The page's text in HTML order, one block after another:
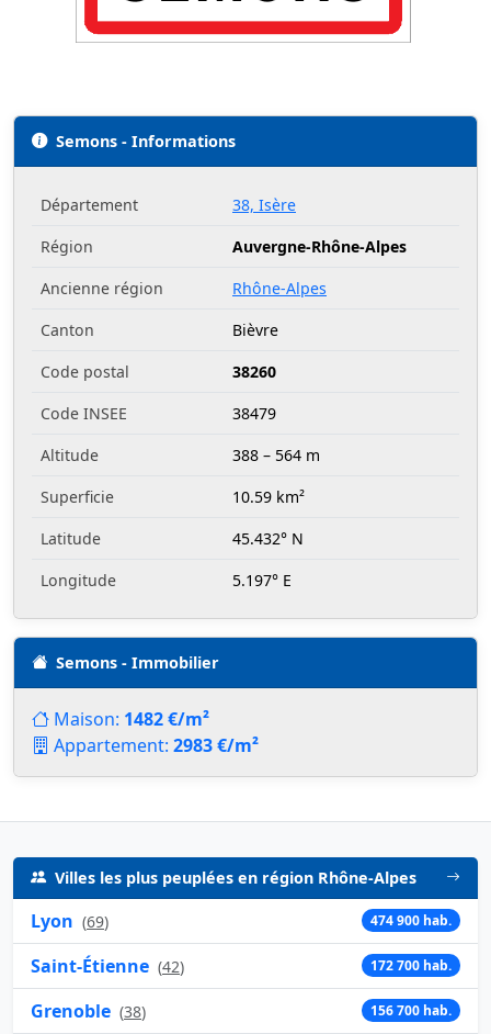
Semons - Informations
Département
38, Isère
Région
Auvergne-Rhône-Alpes
Ancienne région
Rhône-Alpes
Canton
Bièvre
Code postal
38260
Code INSEE
38479
Altitude
388 – 564 m
Superficie
10.59 km²
Latitude
45.432° N
Longitude
5.197° E
Semons - Immobilier
Maison: 1482 €/m²
Appartement: 2983 €/m²
Villes les plus peuplées en région Rhône-Alpes
Lyon (69) 474 900 hab.
Saint-Étienne (42) 172 700 hab.
Grenoble (38) 156 700 hab.